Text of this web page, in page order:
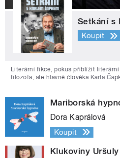
Setkání s
Koupit
Literární fikce, pokus přiblížit
filozofa, ale hlavně člověka Karla
Mariborská
Dora Kaprálová
Koupit
Klukoviny